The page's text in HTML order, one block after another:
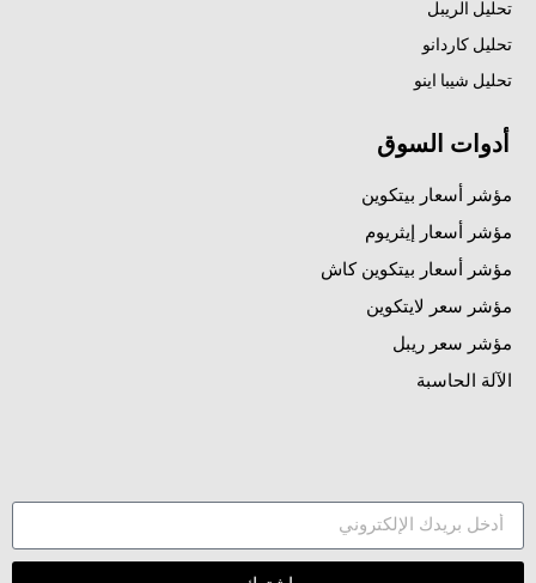
تحليل الريبل
تحليل كاردانو
تحليل شيبا اينو
أدوات السوق
مؤشر أسعار بيتكوين
مؤشر أسعار إيثريوم
مؤشر أسعار بيتكوين كاش
مؤشر سعر لايتكوين
مؤشر سعر ريبل
الآلة الحاسبة